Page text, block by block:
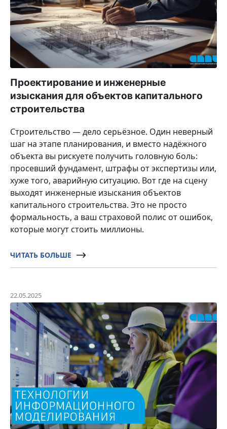
Проектирование и инженерные
изыскания для объектов капитального
строительства
Строительство — дело серьёзное. Один неверный
шаг на этапе планирования, и вместо надёжного
объекта вы рискуете получить головную боль:
просевший фундамент, штрафы от экспертизы или,
хуже того, аварийную ситуацию. Вот где на сцену
выходят инженерные изыскания объектов
капитального строительства. Это не просто
формальность, а ваш страховой полис от ошибок,
которые могут стоить миллионы.
ЧИТАТЬ БОЛЬШЕ
22.05.2025